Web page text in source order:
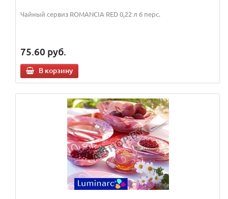
Чайный сервиз ROMANCIA RED 0,22 л 6 перс.
75.60 руб.
В корзину